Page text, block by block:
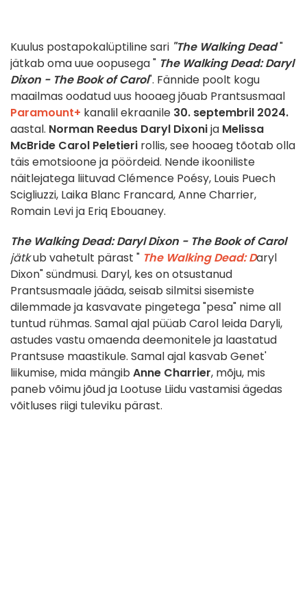
Kuulus postapokalüptiline sari "The Walking Dead"
jätkab oma uue oopusega " The Walking Dead: Daryl
Dixon - The Book of Carol". Fännide poolt kogu
maailmas oodatud uus hooaeg jõuab Prantsusmaal
Paramount+ kanalil ekraanile 30. septembril 2024.
aastal. Norman Reedus Daryl Dixonija Melissa
McBride Carol Peletieri rollis, see hooaeg tõotab olla
täis emotsioone ja pöördeid. Nende ikooniliste
näitlejatega liituvad Clémence Poésy, Louis Puech
Scigliuzzi, Laika Blanc Francard, Anne Charrier,
Romain Levi ja Eriq Ebouaney.
The Walking Dead: Daryl Dixon - The Book of Carol
jätkub vahetult pärast " The Walking Dead: Daryl
Dixon" sündmusi. Daryl, kes on otsustanud
Prantsusmaale jääda, seisab silmitsi sisemiste
dilemmade ja kasvavate pingetega "pesa" nime all
tuntud rühmas. Samal ajal püüab Carol leida Daryli,
astudes vastu omaenda deemonitele ja laastatud
Prantsuse maastikule. Samal ajal kasvab Genet'
liikumise, mida mängib Anne Charrier, mõju, mis
paneb võimu jõud ja Lootuse Liidu vastamisi ägedas
võitluses riigi tuleviku pärast.